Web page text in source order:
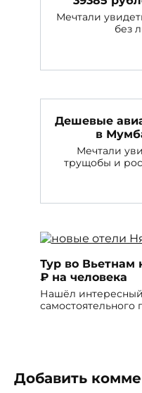
Мечтали
без
Дешевые
в
Мечтали
трущобы и
Тур во Вьетнам
₽ на человека
Нашёл
самостоятельного
Добавить